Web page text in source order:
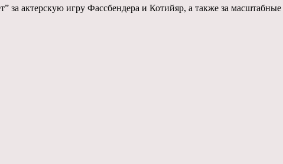
за актерскую игру Фассбендера и Котийяр, а также за